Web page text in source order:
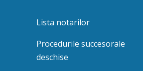
Lista notarilor
Procedurile succesorale
deschise